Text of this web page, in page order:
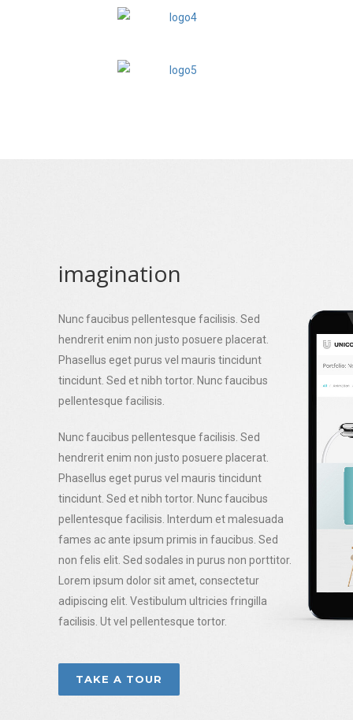
imagination
Nunc faucibus pellentesque facilisis. Sed
hendrerit enim non justo posuere placerat.
Phasellus eget purus vel mauris tincidunt
tincidunt. Sed et nibh tortor. Nunc faucibus
pellentesque facilisis.
Nunc faucibus pellentesque facilisis. Sed
hendrerit enim non justo posuere placerat.
Phasellus eget purus vel mauris tincidunt
tincidunt. Sed et nibh tortor. Nunc faucibus
pellentesque facilisis. Interdum et malesuada
fames ac ante ipsum primis in faucibus. Sed
non felis elit. Sed sodales in purus non porttitor.
Lorem ipsum dolor sit amet, consectetur
adipiscing elit. Vestibulum ultricies fringilla
facilisis. Ut vel pellentesque tortor.
TAKE A TOUR